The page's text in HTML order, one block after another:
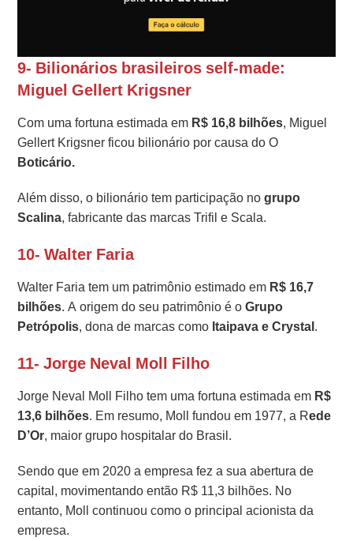
9- Bilionários brasileiros self-made:
Miguel Gellert Krigsner
Com uma fortuna estimada em R$ 16,8 bilhões, Miguel
Gellert Krigsner ficou bilionário por causa do O
Boticário.
Além disso, o bilionário tem participação nogrupo
Scalina, fabricante das marcas Trifil e Scala.
10- Walter Faria
Walter Faria tem um patrimônio estimado em R$ 16,7
bilhões. A origem do seu patrimônio é oGrupo
Petrópolis, dona de marcas como Itaipava e Crystal.
11- Jorge Neval Moll Filho
Jorge Neval Moll Filho tem uma fortuna estimada em R$
13,6 bilhões. Em resumo, Moll fundou em 1977, a Rede
D’Or, maior grupo hospitalar do Brasil.
Sendo que em 2020 a empresa fez a sua abertura de
capital, movimentando então R$ 11,3 bilhões. No
entanto, Moll continuou como o principal acionista da
empresa.